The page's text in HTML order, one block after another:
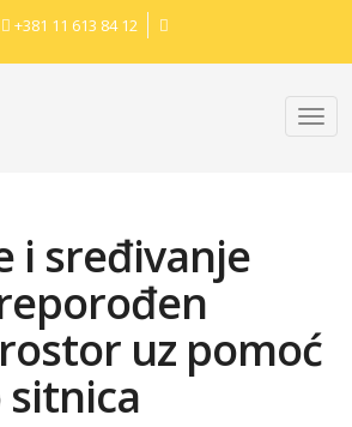
+381 11 613 84 12
i sređivanje
uz pomoć